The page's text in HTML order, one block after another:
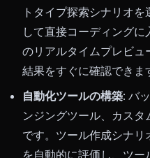
トタイプ探索シナリオ
して直接コーディング
のリアルタイムプレビ
結果をすぐに確認できま
自動化ツールの構築: バ
ンジングツール、カス
です。ツール作成シナ
を自動的に評価し、ツ